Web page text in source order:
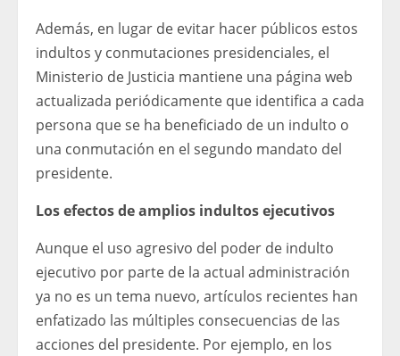
Además, en lugar de evitar hacer públicos estos
indultos y conmutaciones presidenciales, el
Ministerio de Justicia mantiene una página web
actualizada periódicamente que identifica a cada
persona que se ha beneficiado de un indulto o
una conmutación en el segundo mandato del
presidente.
Los efectos de amplios indultos ejecutivos
Aunque el uso agresivo del poder de indulto
ejecutivo por parte de la actual administración
ya no es un tema nuevo, artículos recientes han
enfatizado las múltiples consecuencias de las
acciones del presidente. Por ejemplo, en los